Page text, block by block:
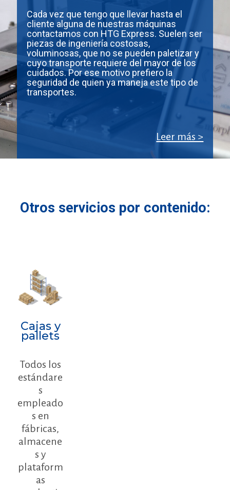
Cada vez que tengo que llevar hasta el
cliente alguna de nuestras máquinas
contactamos con HTG Express. Suelen ser
piezas de ingeniería costosas,
voluminosas, que no se pueden paletizar y
cuyo transporte requiere del mayor de los
cuidados. Por ese motivo prefiero la
seguridad de quien ya maneja este tipo de
transportes.
Leer más >
Otros servicios por contenido:
Cajas y
pallets
Todos los
estándare
s
empleado
s en
fábricas,
almacene
s y
plataform
as